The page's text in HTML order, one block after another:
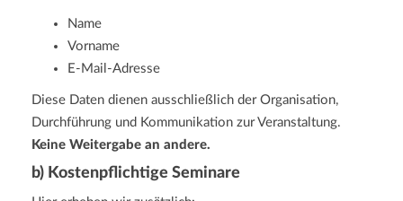
Name
Vorname
E-Mail-Adresse
Diese Daten dienen ausschließlich der Organisation,
Durchführung und Kommunikation zur Veranstaltung.
Keine Weitergabe an andere.
b) Kostenpflichtige Seminare